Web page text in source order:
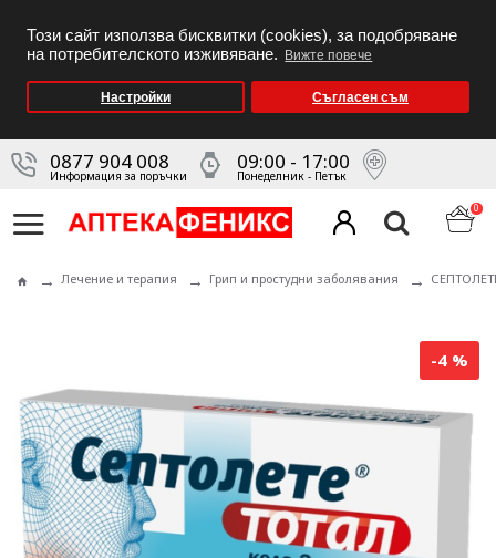
Този сайт използва бисквитки (cookies), за подобряване
на потребителското изживяване.
Вижте повече
Настройки Съгласен съм
0877 904 008
Информация за поръчки
09:00 - 17:00
Понеделник - Петък
0
Лечение и терапия Грип и простудни заболявания
-4 %